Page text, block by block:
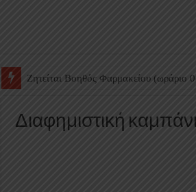
Ζητείται Βοηθός Θαλάμου
Διαφημιστική